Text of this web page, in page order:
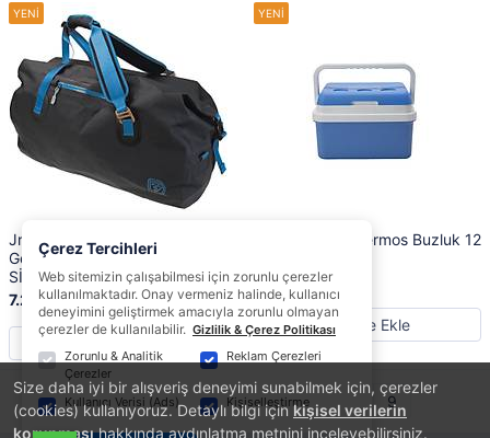
Size daha iyi bir alışveriş deneyimi sunabilmek için, çerezler
(cookies) kullanıyoruz. Detaylı bilgi içinkişisel verilerin
korunmasıhakkında aydınlatma metnini inceleyebilirsiniz.
Jr Gear Roll Top Vinyl Duffel Su
Geçirmez Spor Çanta 65 Litre-
SİYAH-MAVİ
7.260,69 TL
Icepeak SF12 Termos Buzluk 12
2.397,91 TL
Sepete Ekle
1 2 3 4 5 6 7 8 9
Çerez Tercihleri
Web sitemizin çalışabilmesi için zorunlu çerezler
kullanılmaktadır. Onay vermeniz halinde, kullanıcı
deneyimini geliştirmek amacıyla zorunlu olmayan
çerezler de kullanılabilir. Gizlilik & Çerez Politikası
Zorunlu & Analitik
Çerezler
Reklam Çerezleri
Kullanıcı Verisi (Ads) Kişiselleştirme